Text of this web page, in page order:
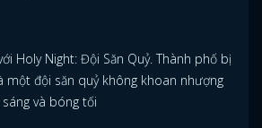
Holy Night: Đội Săn Quỷ. Thành phố bị
một đội săn quỷ không khoan nhượng
và bóng tối